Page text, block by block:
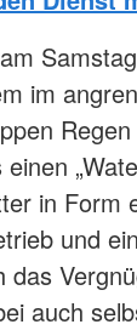
im
in Form
und
das
auch